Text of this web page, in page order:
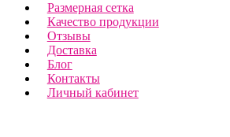
Размерная сетка
Качество продукции
Отзывы
Доставка
Блог
Контакты
Личный кабинет